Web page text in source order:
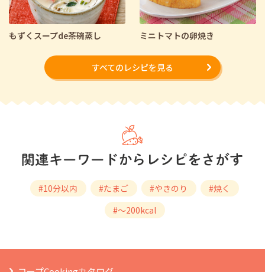
もずくスープde茶碗蒸し ミニトマトの卵焼き
すべてのレシピを見る
#10分以内 #たまご #やきのり
#焼く
#～200kcal